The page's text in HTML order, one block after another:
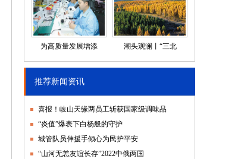
为高质量发展增添 潮头观澜丨“三北
推荐新闻资讯
喜报！岐山天缘两员工斩获国家级调味品
“炎值”爆表下白杨般的守护
城管队员伸援手倾心为民护平安
“山河无恙友谊长存”2022中俄两国